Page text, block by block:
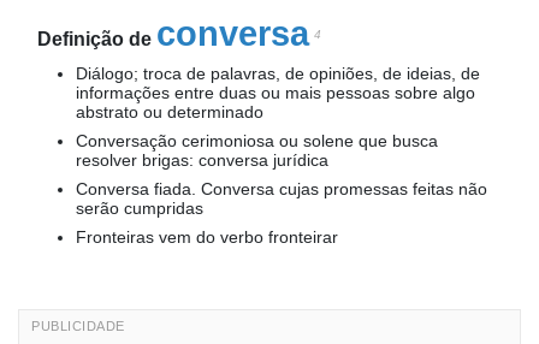
Definição de conversa 4
Diálogo; troca de palavras, de opiniões, de ideias, de
informações entre duas ou mais pessoas sobre algo
abstrato ou determinado
Conversação cerimoniosa ou solene que busca
resolver brigas: conversa jurídica
Conversa fiada. Conversa cujas promessas feitas não
serão cumpridas
Fronteiras vem do verbo fronteirar